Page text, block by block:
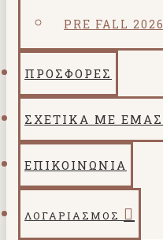
PRE FALL 2026
ΠΡΟΣΦΟΡΕΣ
ΣΧΕΤΙΚΑ ΜΕ ΕΜΑΣ
ΕΠΙΚΟΙΝΩΝΙΑ
ΛΟΓΑΡΙΑΣΜΌΣ